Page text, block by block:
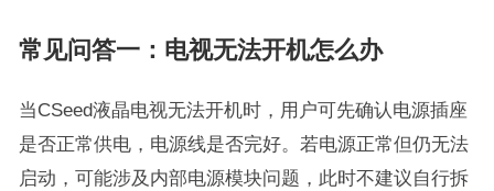
常见问答一：电视无法开机怎么办
当CSeed液晶电视无法开机时，用户可先确认电源插座
是否正常供电，电源线是否完好。若电源正常但仍无法
启动，可能涉及内部电源模块问题，此时不建议自行拆